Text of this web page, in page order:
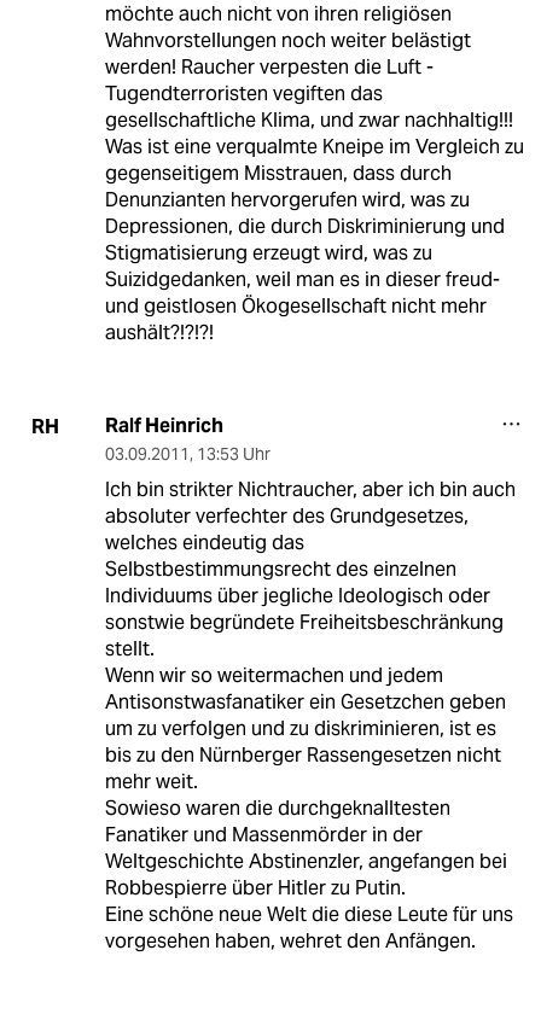
möchte auch nicht von ihren religiösen
Wahnvorstellungen noch weiter belästigt
werden! Raucher verpesten die Luft -
Tugendterroristen vegiften das
gesellschaftliche Klima, und zwar nachhaltig!!!
Was ist eine verqualmte Kneipe im Vergleich zu
gegenseitigem Misstrauen, dass durch
Denunzianten hervorgerufen wird, was zu
Depressionen, die durch Diskriminierung und
Stigmatisierung erzeugt wird, was zu
Suizidgedanken, weil man es in dieser freud-
und geistlosen Ökogesellschaft nicht mehr
aushält?!?!?!
RH Ralf Heinrich
03.09.2011, 13:53 Uhr
Ich bin strikter Nichtraucher, aber ich bin auch
absoluter verfechter des Grundgesetzes,
welches eindeutig das
Selbstbestimmungsrecht des einzelnen
Individuums über jegliche Ideologisch oder
sonstwie begründete Freiheitsbeschränkung
stellt.
Wenn wir so weitermachen und jedem
Antisonstwasfanatiker ein Gesetzchen geben
um zu verfolgen und zu diskriminieren, ist es
bis zu den Nürnberger Rassengesetzen nicht
mehr weit.
Sowieso waren die durchgeknalltesten
Fanatiker und Massenmörder in der
Weltgeschichte Abstinenzler, angefangen bei
Robbespierre über Hitler zu Putin.
Eine schöne neue Welt die diese Leute für uns
vorgesehen haben, wehret den Anfängen.